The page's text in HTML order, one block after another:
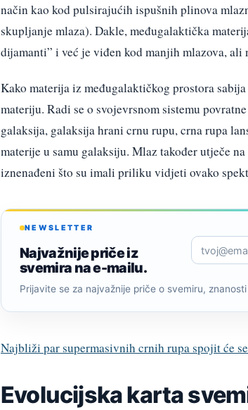
način kao kod pulsirajućih ispušnih plinova
skupljanje mlaza). Dakle, međugalaktička
dijamanti” i već je viđen kod manjih mlazova,
Kako materija iz međugalaktičkog prostora
materiju. Radi se o svojevrsnom sistemu
galaksija, galaksija hrani crnu rupu, crna rupa
materije u samu galaksiju. Mlaz također utječe
iznenađeni što su imali priliku vidjeti ovako
NEWSLETTER
Najvažnije priče iz
svemira na e-mailu.
Prijavite se za najvažnije priče o svemiru,
Najbliži par supermasivnih crnih rupa spojit će
Evolucijska karta